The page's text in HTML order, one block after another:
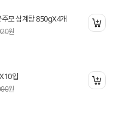
모 삼계탕 850gX4개
원
입
원